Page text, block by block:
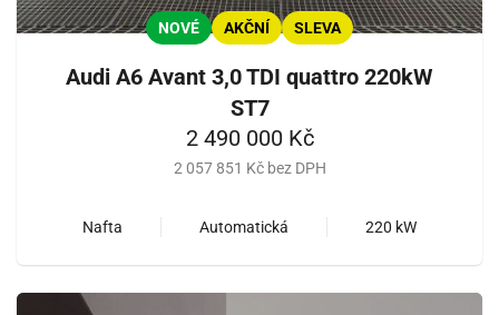
NOVÉ AKČNÍ SLEVA
Audi A6 Avant 3,0 TDI quattro 220kW
ST7
2 490 000 Kč
2 057 851 Kč bez DPH
Nafta Automatická 220 kW